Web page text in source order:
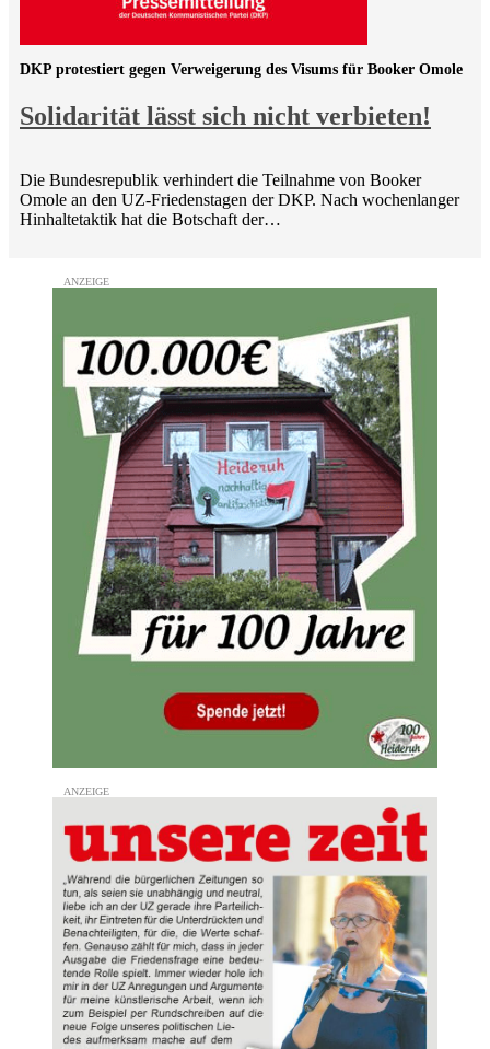
Solidarität lässt sich nicht verbieten!
DKP protestiert gegen Verweigerung des Visums für Booker Omole
Die Bundesrepublik verhindert die Teilnahme von Booker
Omole an den UZ-Friedenstagen der DKP. Nach wochenlanger
Hinhaltetaktik hat die Botschaft der…